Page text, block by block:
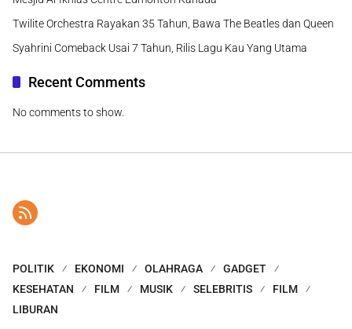
Twilite Orchestra Rayakan 35 Tahun, Bawa The Beatles dan Queen
Syahrini Comeback Usai 7 Tahun, Rilis Lagu Kau Yang Utama
Recent Comments
No comments to show.
POLITIK EKONOMI OLAHRAGA
GADGET
KESEHATAN
FILM MUSIK SELEBRITIS
FILM
LIBURAN